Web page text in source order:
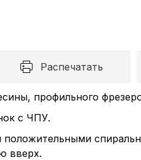
Распечатать
профильного
с ЧПУ.
вверх.